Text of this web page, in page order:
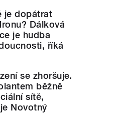
je dopátrat
Dálková
je hudba
říká
se zhoršuje.
běžně
sítě,
Novotný